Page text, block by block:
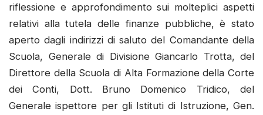
riflessione e approfondimento sui molteplici aspetti
relativi alla tutela delle finanze pubbliche, è stato
aperto dagli indirizzi di saluto del Comandante della
Scuola, Generale di Divisione Giancarlo Trotta, del
Direttore della Scuola di Alta Formazione della Corte
dei Conti, Dott. Bruno Domenico Tridico, del
Generale ispettore per gli Istituti di Istruzione, Gen.